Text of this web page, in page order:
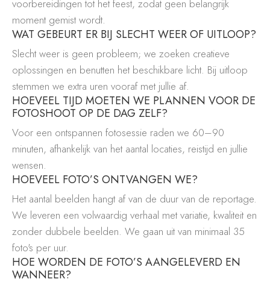
voorbereidingen tot het feest, zodat geen belangrijk
moment gemist wordt.
WAT GEBEURT ER BIJ SLECHT WEER OF UITLOOP?
Slecht weer is geen probleem; we zoeken creatieve
oplossingen en benutten het beschikbare licht. Bij uitloop
stemmen we extra uren vooraf met jullie af.
HOEVEEL TIJD MOETEN WE PLANNEN VOOR DE
FOTOSHOOT OP DE DAG ZELF?
Voor een ontspannen fotosessie raden we 60–90
minuten, afhankelijk van het aantal locaties, reistijd en jullie
wensen.
HOEVEEL FOTO’S ONTVANGEN WE?
Het aantal beelden hangt af van de duur van de reportage.
We leveren een volwaardig verhaal met variatie, kwaliteit en
zonder dubbele beelden. We gaan uit van minimaal 35
foto's per uur.
HOE WORDEN DE FOTO’S AANGELEVERD EN
WANNEER?